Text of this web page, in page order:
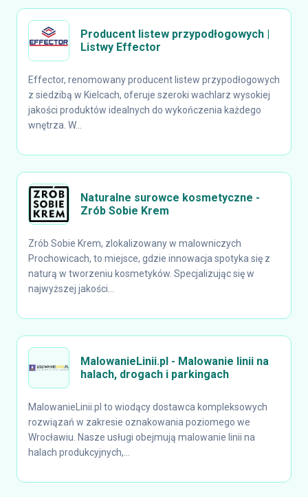
Producent listew przypodłogowych |
Listwy Effector
Effector, renomowany producent listew przypodłogowych
z siedzibą w Kielcach, oferuje szeroki wachlarz wysokiej
jakości produktów idealnych do wykończenia każdego
wnętrza. W...
Naturalne surowce kosmetyczne -
Zrób Sobie Krem
Zrób Sobie Krem, zlokalizowany w malowniczych
Prochowicach, to miejsce, gdzie innowacja spotyka się z
naturą w tworzeniu kosmetyków. Specjalizując się w
najwyższej jakości...
MalowanieLinii.pl - Malowanie linii na
halach, drogach i parkingach
MalowanieLinii.pl to wiodący dostawca kompleksowych
rozwiązań w zakresie oznakowania poziomego we
Wrocławiu. Nasze usługi obejmują malowanie linii na
halach produkcyjnych,...